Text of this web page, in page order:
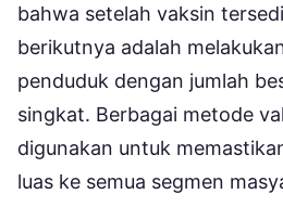
bahwa setelah vaksin
berikutnya adalah
penduduk dengan jumlah
singkat. Berbagai metode
digunakan untuk
luas ke semua segmen